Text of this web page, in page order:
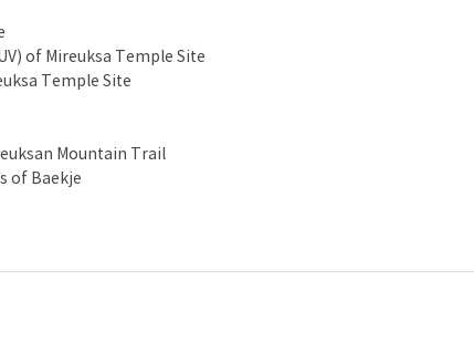
of Mireuksa Temple Site
Temple Site
Mountain Trail
of Baekje